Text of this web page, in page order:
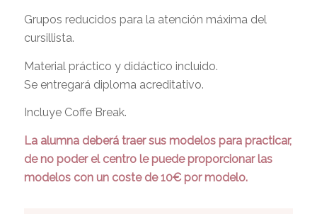
Grupos reducidos para la atención máxima del
cursillista.
Material práctico y didáctico incluido.
Se entregará diploma acreditativo.
Incluye Coffe Break.
La alumna deberá traer sus modelos para practicar,
de no poder el centro le puede proporcionar las
modelos con un coste de 10€ por modelo.